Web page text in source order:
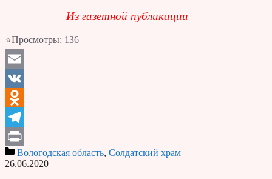
Из газетной публикации
⭐Просмотры: 136
Email
VK
Odnoklassniki
Telegram
PrintВологодская область, Солдатский храм
26.06.2020